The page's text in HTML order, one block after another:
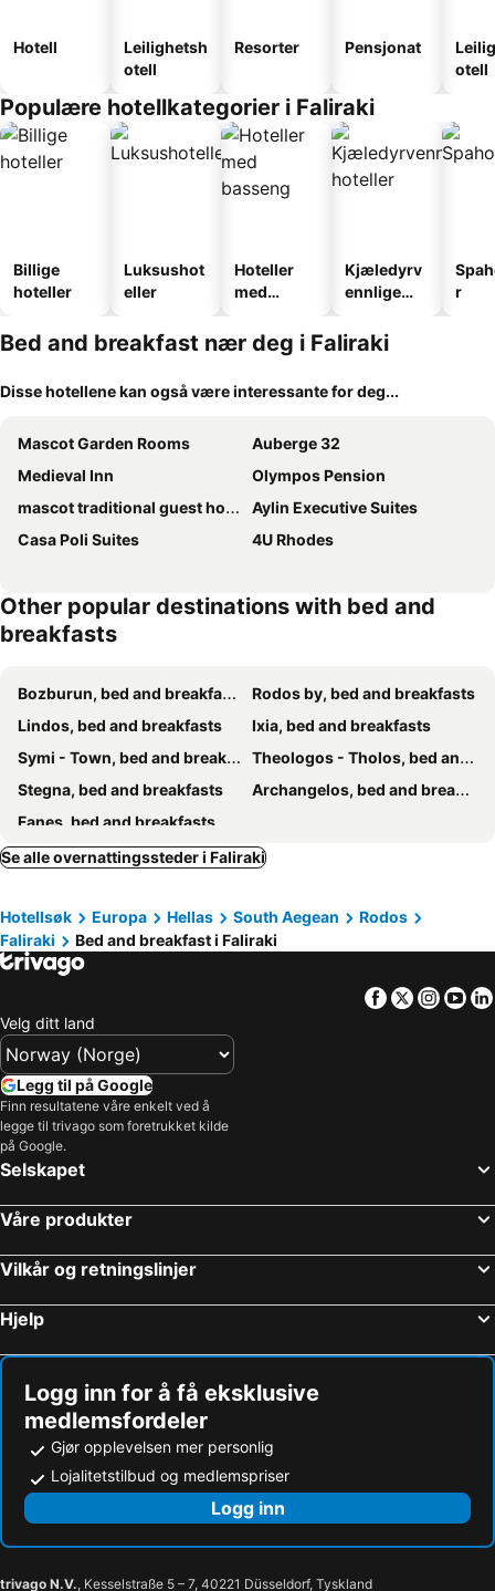
Hotell
Leilighetsh
otell
Resorter Pensjonat
otell
Populære hotellkategorier i Faliraki
Billige
hoteller
Luksushot
eller
Hoteller
med
Kjæledyrv
ennlige
r
Bed and breakfast nær deg i Faliraki
Disse hotellene kan også være interessante for deg...
Mascot Garden Rooms
Auberge 32
Medieval Inn
Olympos Pension
mascot traditional guest house
Aylin Executive Suites
Casa Poli Suites
4U Rhodes
Other popular destinations with bed and
breakfasts
Bozburun, bed and breakfasts
Rodos by, bed and breakfasts
Lindos, bed and breakfasts
Ixia, bed and breakfasts
Symi - Town, bed and breakfasts
Theologos - Tholos, bed and breakfasts
Stegna, bed and breakfasts
Archangelos, bed and breakfasts
Fanes, bed and breakfasts
Se alle overnattingssteder i Faliraki
Hotellsøk Europa Hellas South Aegean
Rodos
Faliraki
Bed and breakfast i Faliraki
Facebook
Twitter
Velg ditt land
Legg til på Google
Finn resultatene våre enkelt ved å
legge til trivago som foretrukket kilde
på Google.
Selskapet
Våre produkter
Vilkår og retningslinjer
Hjelp
Logg inn for å få eksklusive
medlemsfordeler
Gjør opplevelsen mer personlig
Lojalitetstilbud og medlemspriser
Logg inn
trivago N.V., Kesselstraße 5 – 7, 40221 Düsseldorf, Tyskland